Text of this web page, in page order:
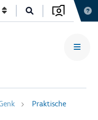
Praktische